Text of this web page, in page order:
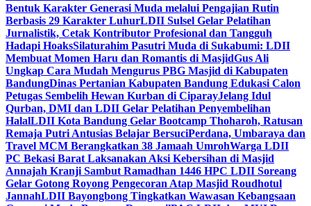
Bentuk Karakter Generasi Muda melalui Pengajian Rutin
Berbasis 29 Karakter LuhurLDII Sulsel Gelar Pelatihan
Jurnalistik, Cetak Kontributor Profesional dan Tangguh
Hadapi HoaksSilaturahim Pasutri Muda di Sukabumi: LDII
Membuat Momen Haru dan Romantis di MasjidGus Ali
Ungkap Cara Mudah Mengurus PBG Masjid di Kabupaten
BandungDinas Pertanian Kabupaten Bandung Edukasi Calon
Petugas Sembelih Hewan Kurban di CiparayJelang Idul
Qurban, DMI dan LDII Gelar Pelatihan Penyembelihan
HalalLDII Kota Bandung Gelar Bootcamp Thoharoh, Ratusan
Remaja Putri Antusias Belajar BersuciPerdana, Umbaraya dan
Travel MCM Berangkatkan 38 Jamaah UmrohWarga LDII
PC Bekasi Barat Laksanakan Aksi Kebersihan di Masjid
Annajah Kranji Sambut Ramadhan 1446 HPC LDII Soreang
Gelar Gotong Royong Pengecoran Atap Masjid Roudhotul
JannahLDII Bayongbong Tingkatkan Wawasan Kebangsaan